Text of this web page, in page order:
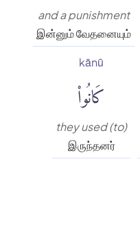
and a punishment
இன்னும் வேதனையும்
kānū
كَانُوا۟
they used (to)
இருந்தனர்